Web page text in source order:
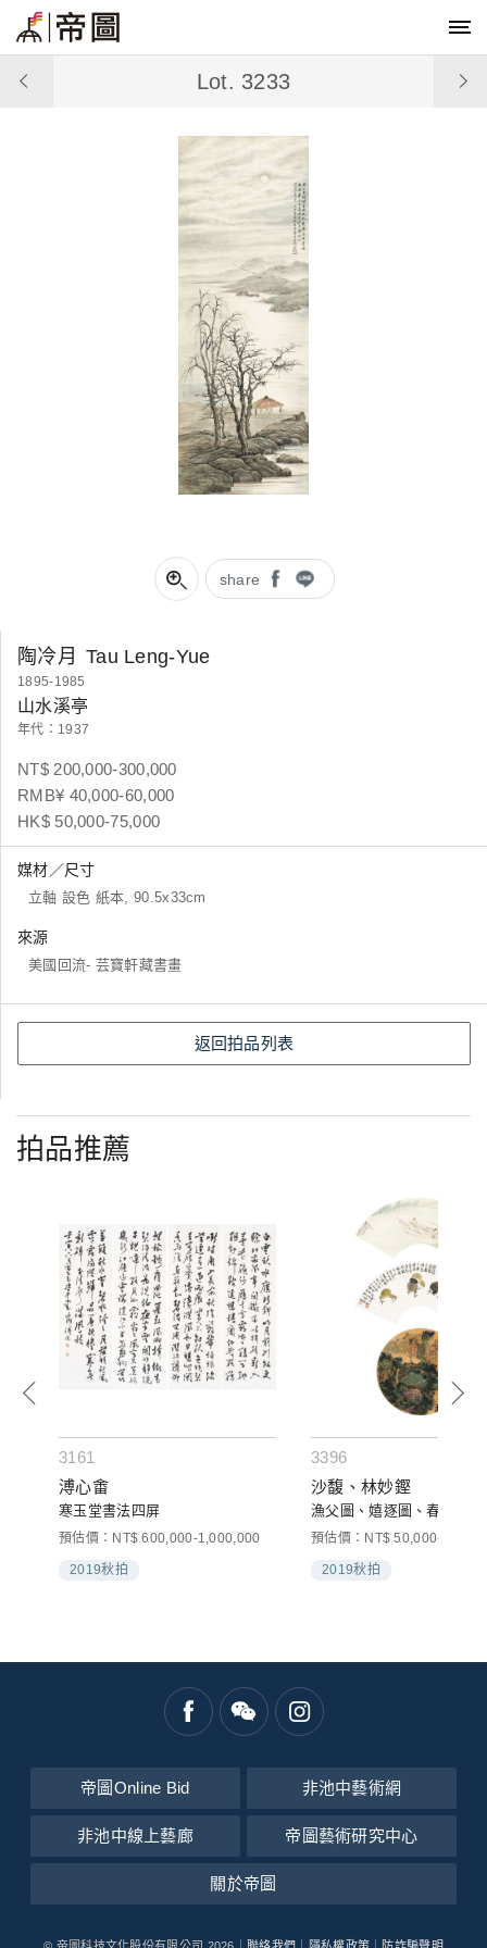
share
Lot. 3233
陶冷月 Tau Leng-Yue
1895-1985
山水溪亭
年代：1937
NT$ 200,000-300,000
RMB¥ 40,000-60,000
HK$ 50,000-75,000
媒材／尺寸
立軸 設色 紙本, 90.5x33cm
來源
美國回流- 芸寶軒藏書畫
返回拍品列表
拍品推薦
3161
溥心畬
寒玉堂書法四屏
預估價：NT$ 600,000-1,000,000
2019秋拍
3396
沙馥、林妙鏗
漁父圖、嬉逐圖、春晚綠
預估價：NT$ 50,000-60,000
2019秋拍
帝圖Online Bid 非池中藝術網
非池中線上藝廊 帝圖藝術研究中心
關於帝圖